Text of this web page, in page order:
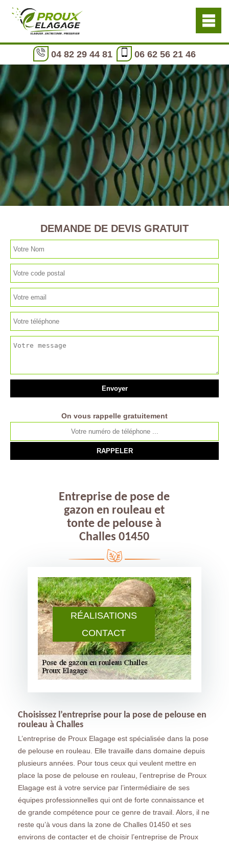
04 82 29 44 81 06 62 56 21 46
RÉALISATIONS
CONTACT
DEMANDE DE DEVIS GRATUIT
On vous rappelle gratuitement
Entreprise de pose de
gazon en rouleau et
tonte de pelouse à
Challes 01450
Choisissez l’entreprise pour la pose de pelouse en
rouleau à Challes
L’entreprise de Proux Elagage est spécialisée dans la pose
de pelouse en rouleau. Elle travaille dans domaine depuis
plusieurs années. Pour tous ceux qui veulent mettre en
place la pose de pelouse en rouleau, l’entreprise de Proux
Elagage est à votre service par l’intermédiaire de ses
équipes professionnelles qui ont de forte connaissance et
de grande compétence pour ce genre de travail. Alors, il ne
reste qu’à vous dans la zone de Challes 01450 et ses
environs de contacter et de choisir l’entreprise de Proux